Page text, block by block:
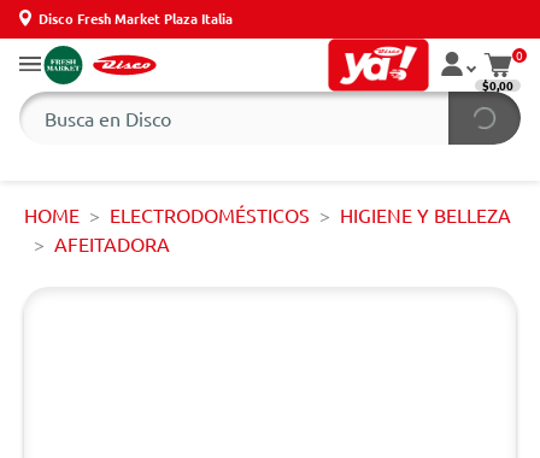
Disco Fresh Market Plaza Italia
0
$0,00
HOME ELECTRODOMÉSTICOS
HIGIENE Y BELLEZA
AFEITADORA